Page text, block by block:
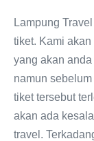
Lampung
tiket. Kami
yang akan
namun
tiket tersebut
akan ada
travel.